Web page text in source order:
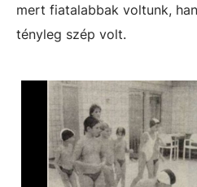
mert fiatalabbak voltunk,
tényleg szép volt.